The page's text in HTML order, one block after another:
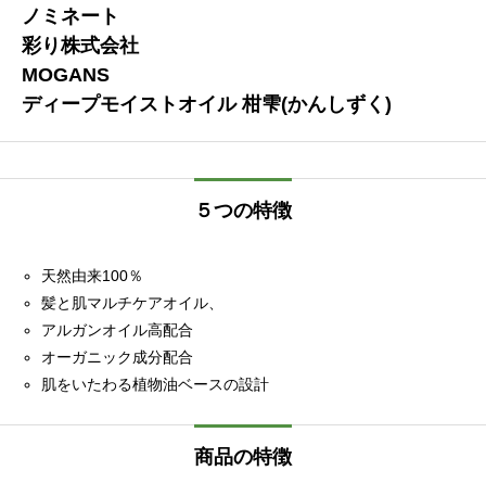
ノミネート
彩り株式会社
MOGANS
ディープモイストオイル 柑雫(かんしずく)
５つの特徴
天然由来100％
髪と肌マルチケアオイル、
アルガンオイル高配合
オーガニック成分配合
肌をいたわる植物油ベースの設計
商品の特徴